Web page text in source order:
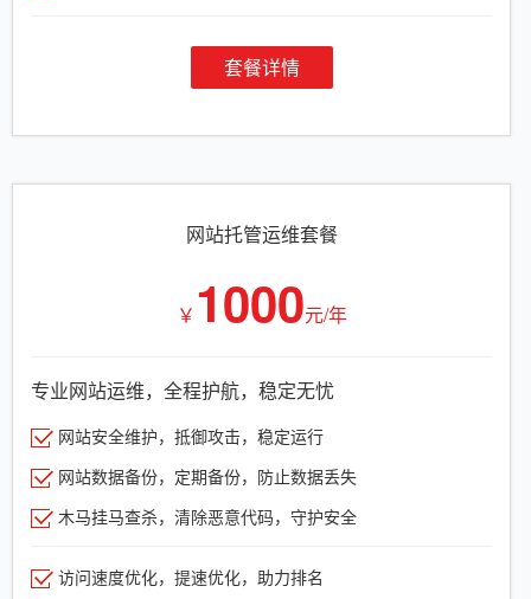
套餐详情
网站托管运维套餐
￥ 1000元/年
专业网站运维，全程护航，稳定无忧
网站安全维护，抵御攻击，稳定运行
网站数据备份，定期备份，防止数据丢失
木马挂马查杀，清除恶意代码，守护安全
访问速度优化，提速优化，助力排名